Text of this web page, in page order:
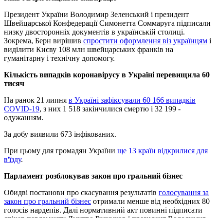
Президент України Володимир Зеленський і президент
Швейцарської Конфедерації Симонетта Соммаруга підписали
низку двосторонніх документів в українській столиці.
Зокрема, Берн вирішив спростити оформлення віз українцям і
виділити Києву 108 млн швейцарських франків на
гуманітарну і технічну допомогу.
Кількість випадків коронавірусу в Україні перевищила 60
тисяч
На ранок 21 липня в Україні зафіксували 60 166 випадків
COVID-19, з них 1 518 закінчилися смертю і 32 199 -
одужанням.
За добу виявили 673 інфікованих.
При цьому для громадян України ще 13 країн відкрилися для
в'їзду.
Парламент розблокував закон про гральний бізнес
Обидві постанови про скасування результатів голосування за
закон про гральний бізнес отримали менше від необхідних 80
голосів нардепів. Далі нормативний акт повинні підписати